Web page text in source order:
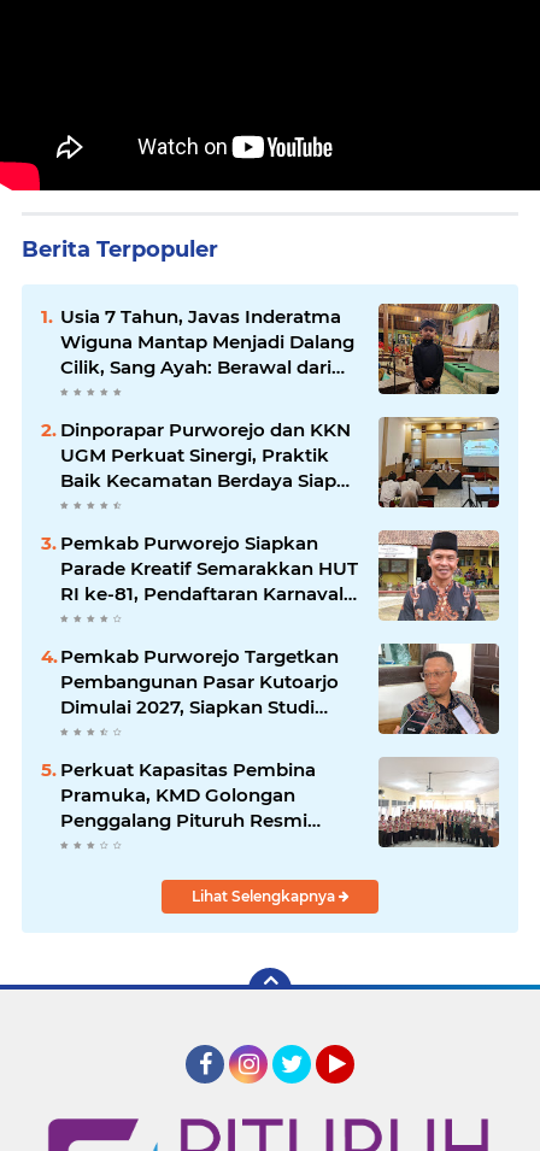
Berita Terpopuler
Usia 7 Tahun, Javas Inderatma
Wiguna Mantap Menjadi Dalang
Cilik, Sang Ayah: Berawal dari
Menonton Wayang di YouTube
Dinporapar Purworejo dan KKN
UGM Perkuat Sinergi, Praktik
Baik Kecamatan Berdaya Siap
Direplikasi
Pemkab Purworejo Siapkan
Parade Kreatif Semarakkan HUT
RI ke-81, Pendaftaran Karnaval
Resmi Dibuka
Pemkab Purworejo Targetkan
Pembangunan Pasar Kutoarjo
Dimulai 2027, Siapkan Studi
Kelayakan hingga DED
Perkuat Kapasitas Pembina
Pramuka, KMD Golongan
Penggalang Pituruh Resmi
Dimulai
Lihat Selengkapnya